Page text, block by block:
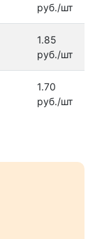
руб./шт
1.85
руб./шт
1.70
руб./шт